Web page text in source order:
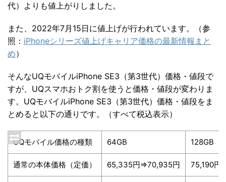
代）よりも値上がりしました。
また、2022年7月15日に値上げが行われています。
（参
照： iPhoneシリーズ値上げキャリア価格の最新情報まと
め）
そんなUQモバイルiPhone SE3（第3世代）価格・値段で
すが、UQスマホおトク割を使うと価格・値段が変わりま
す。UQモバイルiPhone SE3（第3世代）価格・値段をま
とめると以下の通りです。（すべて税込表示）
UQモバイル価格の種類 64GB 128GB
通常の本体価格（定価） 65,335円⇒70,935円 75,190円